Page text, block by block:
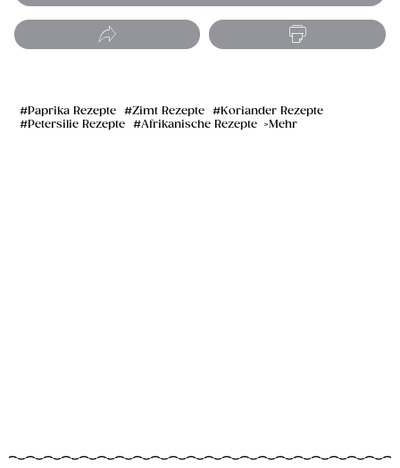
Paprika Rezepte Zimt Rezepte
Koriander Rezepte
Petersilie Rezepte
Afrikanische Rezepte Mehr